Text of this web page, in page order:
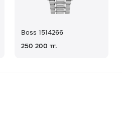
Boss 1514266
250 200 тг.